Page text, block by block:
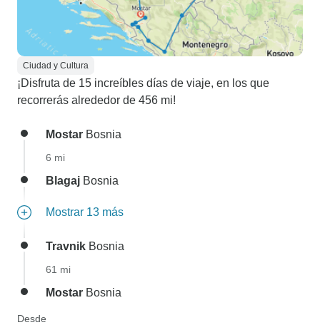
Ciudad y Cultura
¡Disfruta de 15 increíbles días de viaje, en los que
recorrerás alrededor de 456 mi!
Mostar Bosnia
6 mi
Blagaj Bosnia
Mostrar 13 más
Travnik Bosnia
61 mi
Mostar Bosnia
Desde